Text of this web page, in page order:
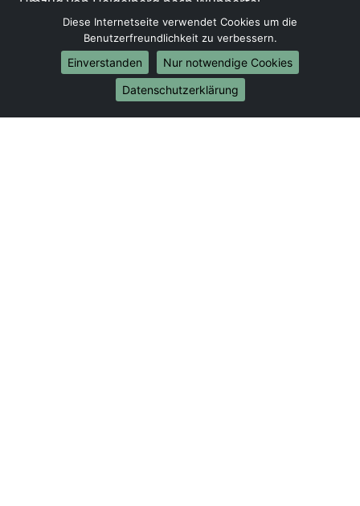
Umzug von Heidelberg nach Bielefeld
Umzug von Heidelberg nach Bonn
Umzug von Heidelberg nach Münster
Internationale-Umzüge
Umzug von Heidelberg nach Brasilien
Diese Internetseite verwendet Cookies um die
Benutzerfreundlichkeit zu verbessern.
Einverstanden
Nur notwendige Cookies
Datenschutzerklärung